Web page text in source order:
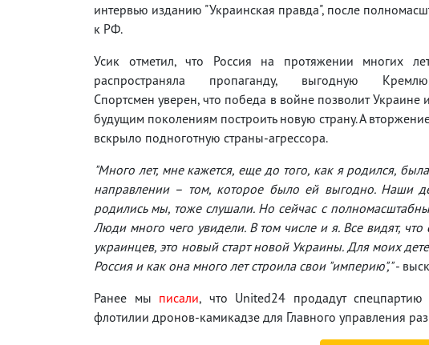
интервью изданию "Украинская правда", после
к РФ.
Усик отметил, что Россия на протяжении многих
распространяла пропаганду, выгодную
Спортсмен уверен, что победа в войне позволит Украине и
будущим поколениям построить новую страну. А
вскрыло подноготную страны-агрессора.
"Много лет, мне кажется, еще до того, как я родился,
направлении – том, которое было ей выгодно. Наши
родились мы, тоже слушали. Но сейчас с
Люди много чего увидели. В том числе и я. Все видят,
украинцев, это новый старт новой Украины. Для моих
Россия и как она много лет строила свои "империю","-
Ранее мы писали, что United24 продадут
флотилии дронов-камикадзе для Главного управления